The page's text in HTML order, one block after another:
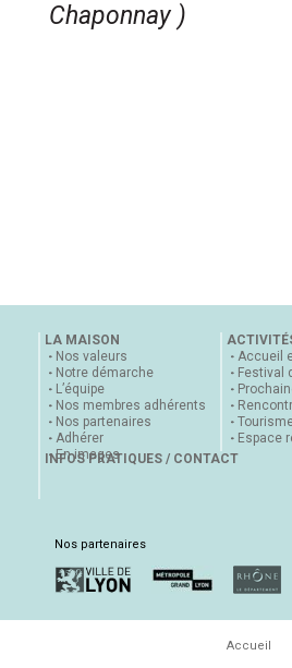
Chaponnay )
LA MAISON
Nos valeurs
Notre démarche
L’équipe
Nos membres adhérents
Nos partenaires
Adhérer
En images
Accueil
Festival
Espace
INFOS PRATIQUES / CONTACT
Nos partenaires
Accueil